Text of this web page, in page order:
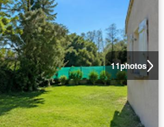
11photos